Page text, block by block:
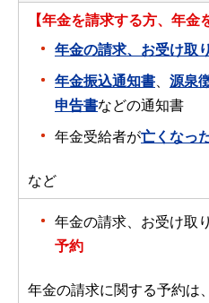
【年金を請求する方、年金
年金の請求、お受け取り
年金振込通知書、 源泉
申告書などの通知書
年金受給者が亡くなっ
など
年金の請求、お受け取
予約
年金の請求に関する予約は